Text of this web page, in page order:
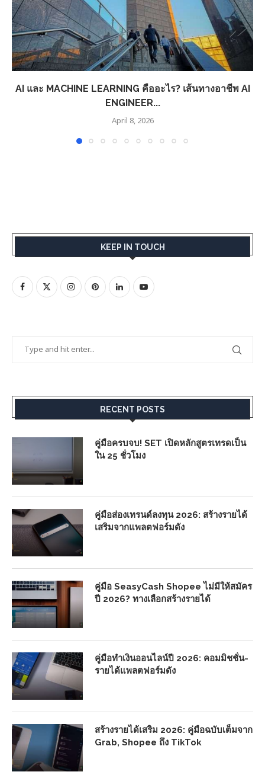
AI และ MACHINE LEARNING คืออะไร? เส้นทางอาชีพ AI
ENGINEER...
April 8, 2026
KEEP IN TOUCH
RECENT POSTS
คู่มือครบจบ! SET เปิดหลักสูตรเทรดเป็น
ใน 25 ชั่วโมง
คู่มือส่องเทรนด์ลงทุน 2026: สร้างรายได้
เสริมจากแพลตฟอร์มดัง
คู่มือ SeasyCash Shopee ไม่มีให้สมัคร
ปี 2026? ทางเลือกสร้างรายได้
คู่มือทำเงินออนไลน์ปี 2026: คอมมิชชั่น-
รายได้แพลตฟอร์มดัง
สร้างรายได้เสริม 2026: คู่มือฉบับเต็มจาก
Grab, Shopee ถึง TikTok